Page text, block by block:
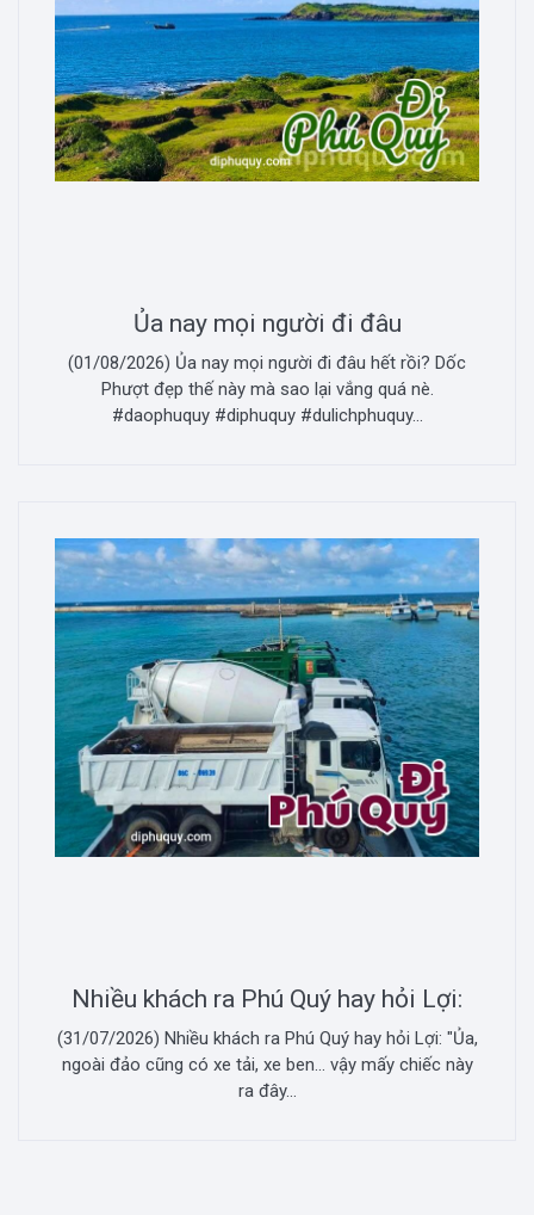
Ủa nay mọi người đi đâu
(01/08/2026) Ủa nay mọi người đi đâu hết rồi? Dốc
Phượt đẹp thế này mà sao lại vắng quá nè.
#daophuquy #diphuquy #dulichphuquy...
Nhiều khách ra Phú Quý hay hỏi Lợi:
(31/07/2026) Nhiều khách ra Phú Quý hay hỏi Lợi: "Ủa,
ngoài đảo cũng có xe tải, xe ben... vậy mấy chiếc này
ra đây...